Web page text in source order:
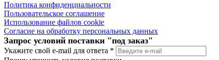
Политика конфиденциальности
Пользовательское соглашение
Использование файлов cookie
Согласие на обработку персональных данных
Запрос условий поставки "под заказ"
Укажите свой e-mail для ответа *